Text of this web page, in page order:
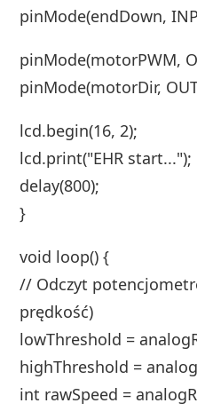
pinMode(endDown,
pinMode(motorPWM,
pinMode(motorDir,
lcd.begin(16, 2);
lcd.print("EHR start...");
delay(800);
}
void loop() {
// Odczyt
prędkość)
lowThreshold =
highThreshold =
int rawSpeed =